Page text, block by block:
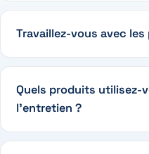
Travaillez-vous avec
Quels produits utilisez-
l'entretien ?